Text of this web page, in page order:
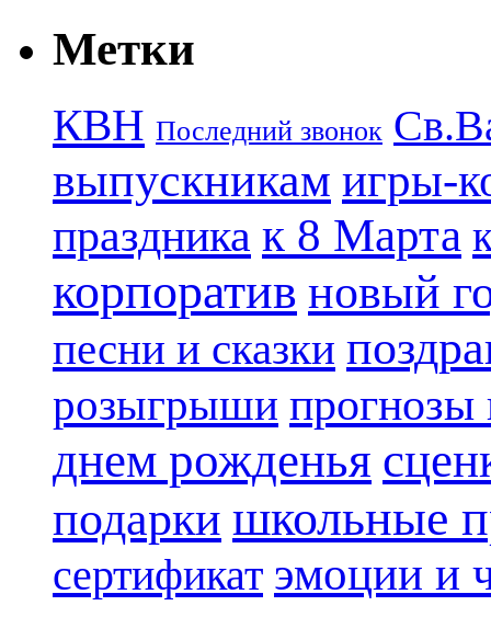
Метки
КВН Последний звонок
выпускникам игры-
праздника к 8 Марта
корпоратив новый
песни и сказки
розыгрыши прогнозы
днем рожденья
подарки школьные
сертификат эмоции и